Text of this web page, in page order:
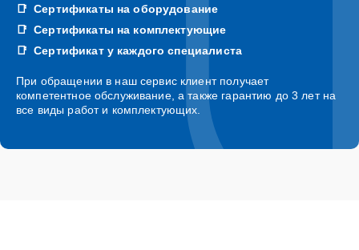
Сертификаты на оборудование
Сертификаты на комплектующие
Сертификат у каждого специалиста
При обращении в наш сервис клиент получает
компетентное обслуживание, а также гарантию до 3 лет на
все виды работ и комплектующих.